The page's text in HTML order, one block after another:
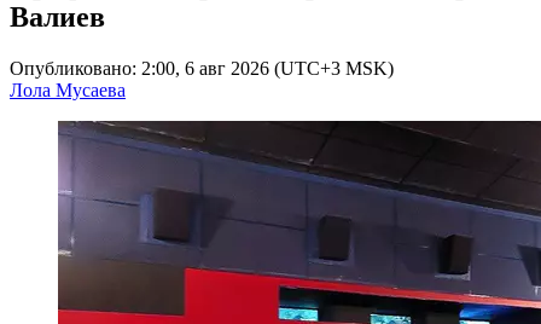
Валиев
Опубликовано: 2:00, 6 авг 2026 (UTC+3 MSK)
Лола Мусаева